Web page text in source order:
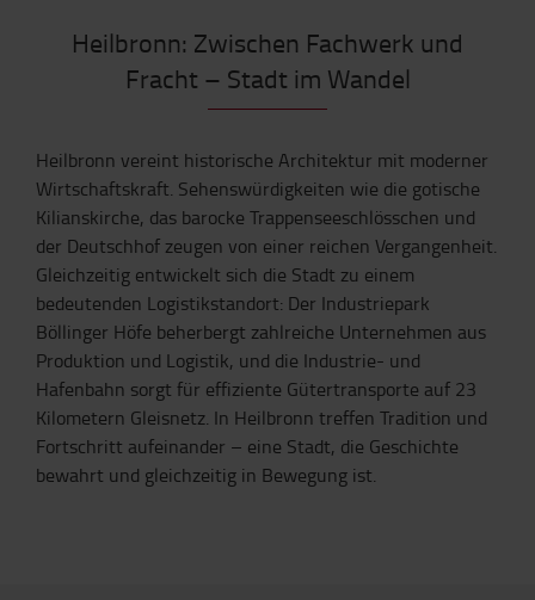
Heilbronn: Zwischen Fachwerk und
Fracht – Stadt im Wandel
Heilbronn vereint historische Architektur mit moderner
Wirtschaftskraft. Sehenswürdigkeiten wie die gotische
Kilianskirche, das barocke Trappenseeschlösschen und
der Deutschhof zeugen von einer reichen Vergangenheit.
Gleichzeitig entwickelt sich die Stadt zu einem
bedeutenden Logistikstandort: Der Industriepark
Böllinger Höfe beherbergt zahlreiche Unternehmen aus
Produktion und Logistik, und die Industrie- und
Hafenbahn sorgt für effiziente Gütertransporte auf 23
Kilometern Gleisnetz. In Heilbronn treffen Tradition und
Fortschritt aufeinander – eine Stadt, die Geschichte
bewahrt und gleichzeitig in Bewegung ist.